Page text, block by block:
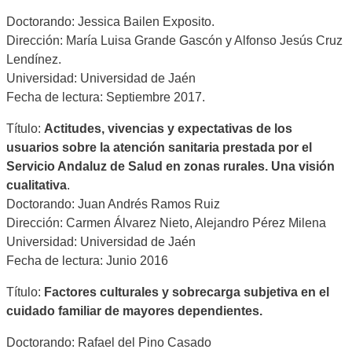
Doctorando: Jessica Bailen Exposito.
Dirección: María Luisa Grande Gascón y Alfonso Jesús Cruz
Lendínez.
Universidad: Universidad de Jaén
Fecha de lectura: Septiembre 2017.
Título: Actitudes, vivencias y expectativas de los
usuarios sobre la atención sanitaria prestada por el
Servicio Andaluz de Salud en zonas rurales. Una visión
cualitativa.
Doctorando: Juan Andrés Ramos Ruiz
Dirección: Carmen Álvarez Nieto, Alejandro Pérez Milena
Universidad: Universidad de Jaén
Fecha de lectura: Junio 2016
Título: Factores culturales y sobrecarga subjetiva en el
cuidado familiar de mayores dependientes.
Doctorando: Rafael del Pino Casado